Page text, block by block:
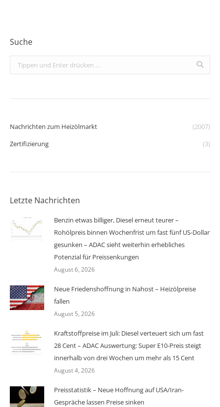
Suche
Search:
Nachrichten zum Heizölmarkt
(2007)
Zertifizierung
(3)
Letzte Nachrichten
Benzin etwas billiger, Diesel erneut teurer –
Rohölpreis binnen Wochenfrist um fast fünf US-Dollar
gesunken – ADAC sieht weiterhin erhebliches
Potenzial für Preissenkungen
August 6, 2026
Neue Friedenshoffnung in Nahost – Heizölpreise
fallen
August 5, 2026
Kraftstoffpreise im Juli: Diesel verteuert sich um fast
28 Cent – ADAC Auswertung: Super E10-Preis steigt
innerhalb von drei Wochen um mehr als 15 Cent
August 4, 2026
Preisstatistik – Neue Hoffnung auf USA/Iran-
Gespräche lassen Preise sinken